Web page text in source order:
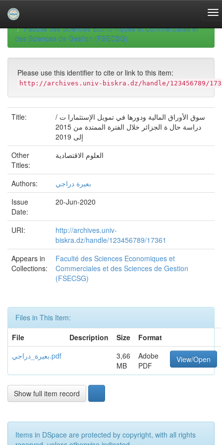
navigationUniversity of Biskra Repository
Faculté des Sciences Economiques et Commerciales et
des Sciences de Gestion (FSECSG)
Please use this identifier to cite or link to this item:
http://archives.univ-biskra.dz/handle/123456789/
Title:
سوق الأوراق المالية ودورها في تمويل الإستثمارا ت /
دراسة حال ة الجزائر خلال الفترة الممتدة من 2015
إلى 2019
Other
Titles:
العلوم الاقتصادية
Authors:
بعيرة دراجي
Issue
Date:
20-Jun-2020
URI:
http://archives.univ-
biskra.dz/handle/123456789/17361
Appears in
Collections:
Faculté des Sciences Economiques et
Commerciales et des Sciences de Gestion
(FSECSG)
Files in This Item:
File
Description Size
Format
بعيرة_دراجي.pdf
3,66
MB
Adobe
PDF
View/Open
Show full item record
Items in DSpace are protected by copyright, with all rights